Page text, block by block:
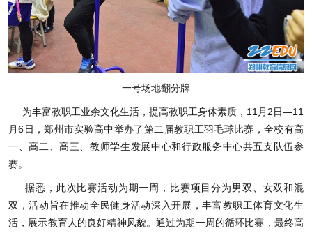
一号场地翻分牌
为丰富教职工业余文化生活，提高教职工身体素质，11月2日—11
月6日，郑州市实验高中举办了第二届教职工羽毛球比赛，全校有高
一、高二、高三、教师学生发展中心和行政服务中心共五支队伍参
赛。
据悉，此次比赛活动为期一周，比赛项目分为男双、女双和混
双，活动旨在推动全民健身活动深入开展，丰富教职工体育文化生
活，展示教育人的良好精神风貌。通过为期一周的循环比赛，最终高